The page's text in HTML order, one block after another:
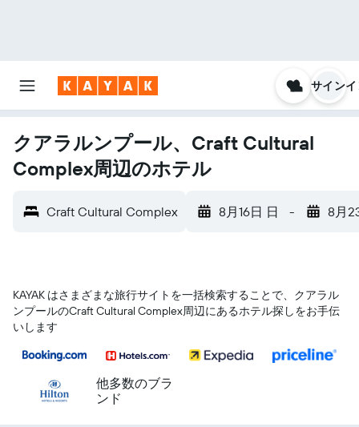
サイン
クアラルンプール、Craft Cultural
Complex周辺のホテル
Craft Cultural Complex 8月16日 日 - 8月
KAYAK はさまざまな旅行サイトを一括検索することで、クアラル
ンプール​のCraft Cultural Complex​周辺にあるホテル探しをお手伝
いします
他多数のブラ
ンド